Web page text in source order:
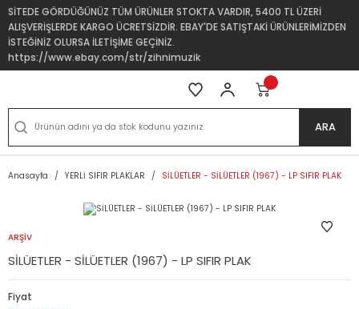
SİTEDE GÖRDÜĞÜNÜZ TÜM ÜRÜNLER STOKTA VARDIR, 5400 TL ÜZERİ
ALIŞVERİŞLERDE KARGO ÜCRETSİZDİR. EBAY'DE SATIŞTAKİ ÜRÜNLERİMİZDEN
İSTEĞİNİZ OLURSA İLETİŞİME GEÇİNİZ.
https://www.ebay.com/str/zihnimuzik
ARA
Anasayfa YERLİ SIFIR PLAKLAR SİLÜETLER - SİLÜETLER (1967) - LP SIFIR PLAK
ARŞİV
SİLÜETLER - SİLÜETLER (1967) - LP SIFIR PLAK
Fiyat